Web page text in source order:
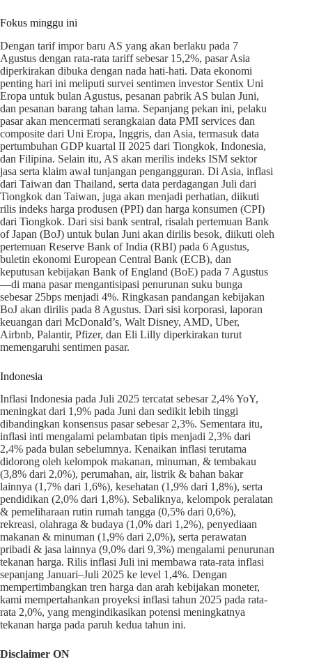
Fokus minggu ini
Dengan tarif impor baru AS yang akan berlaku pada 7
Agustus dengan rata-rata tariff sebesar 15,2%, pasar Asia
diperkirakan dibuka dengan nada hati-hati. Data ekonomi
penting hari ini meliputi survei sentimen investor Sentix Uni
Eropa untuk bulan Agustus, pesanan pabrik AS bulan Juni,
dan pesanan barang tahan lama. Sepanjang pekan ini, pelaku
pasar akan mencermati serangkaian data PMI services dan
composite dari Uni Eropa, Inggris, dan Asia, termasuk data
pertumbuhan GDP kuartal II 2025 dari Tiongkok, Indonesia,
dan Filipina. Selain itu, AS akan merilis indeks ISM sektor
jasa serta klaim awal tunjangan pengangguran. Di Asia, inflasi
dari Taiwan dan Thailand, serta data perdagangan Juli dari
Tiongkok dan Taiwan, juga akan menjadi perhatian, diikuti
rilis indeks harga produsen (PPI) dan harga konsumen (CPI)
dari Tiongkok. Dari sisi bank sentral, risalah pertemuan Bank
of Japan (BoJ) untuk bulan Juni akan dirilis besok, diikuti oleh
pertemuan Reserve Bank of India (RBI) pada 6 Agustus,
buletin ekonomi European Central Bank (ECB), dan
keputusan kebijakan Bank of England (BoE) pada 7 Agustus
—di mana pasar mengantisipasi penurunan suku bunga
sebesar 25bps menjadi 4%. Ringkasan pandangan kebijakan
BoJ akan dirilis pada 8 Agustus. Dari sisi korporasi, laporan
keuangan dari McDonald’s, Walt Disney, AMD, Uber,
Airbnb, Palantir, Pfizer, dan Eli Lilly diperkirakan turut
memengaruhi sentimen pasar.
Indonesia
Inflasi Indonesia pada Juli 2025 tercatat sebesar 2,4% YoY,
meningkat dari 1,9% pada Juni dan sedikit lebih tinggi
dibandingkan konsensus pasar sebesar 2,3%. Sementara itu,
inflasi inti mengalami pelambatan tipis menjadi 2,3% dari
2,4% pada bulan sebelumnya. Kenaikan inflasi terutama
didorong oleh kelompok makanan, minuman, & tembakau
(3,8% dari 2,0%), perumahan, air, listrik & bahan bakar
lainnya (1,7% dari 1,6%), kesehatan (1,9% dari 1,8%), serta
pendidikan (2,0% dari 1,8%). Sebaliknya, kelompok peralatan
& pemeliharaan rutin rumah tangga (0,5% dari 0,6%),
rekreasi, olahraga & budaya (1,0% dari 1,2%), penyediaan
makanan & minuman (1,9% dari 2,0%), serta perawatan
pribadi & jasa lainnya (9,0% dari 9,3%) mengalami penurunan
tekanan harga. Rilis inflasi Juli ini membawa rata-rata inflasi
sepanjang Januari–Juli 2025 ke level 1,4%. Dengan
mempertimbangkan tren harga dan arah kebijakan moneter,
kami mempertahankan proyeksi inflasi tahun 2025 pada rata-
rata 2,0%, yang mengindikasikan potensi meningkatnya
tekanan harga pada paruh kedua tahun ini.
Disclaimer ON